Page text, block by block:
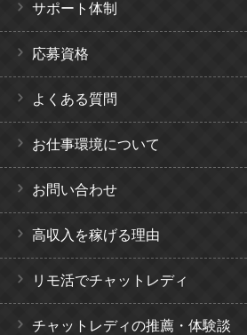
サポート体制
応募資格
よくある質問
お仕事環境について
お問い合わせ
高収入を稼げる理由
リモ活でチャットレディ
チャットレディの推薦・体験談